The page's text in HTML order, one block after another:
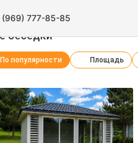
(969) 777-85-85
беседки
По популярности Площадь